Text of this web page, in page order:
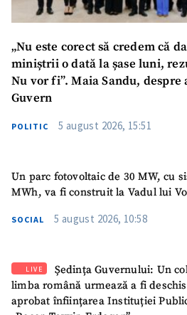
„Nu este corect să credem că
miniștrii o dată la șase luni,
Nu vor fi”. Maia Sandu,
Guvern
POLITIC 5 august 2026, 15:51
Un parc fotovoltaic de 30 MW, cu
MWh, va fi construit la Vadul lui
SOCIAL 5 august 2026, 10:58
LIVE
Ședința Guvernului: Un
limba română urmează a fi
aprobat înființarea Instituției